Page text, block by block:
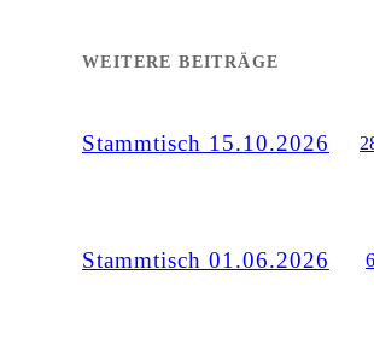
WEITERE BEITRÄGE
Stammtisch 15.10.2026
Stammtisch 01.06.2026